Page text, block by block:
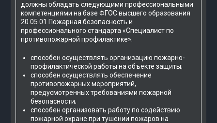
должны обладать следующими профессиональными
компетенциями на базе ФГОС высшего образования
20.05.01 Пожарная безопасность и
профессионального стандарта «Специалист по
противопожарной профилактике»:
способен осуществлять организацию пожарно-
профилактической работы на объекте защиты;
способен осуществлять обеспечение
противопожарных мероприятий,
предусмотренных требованиями пожарной
безопасности;
способен организовать работу по содействию
пожарной охране при тушении пожаров на